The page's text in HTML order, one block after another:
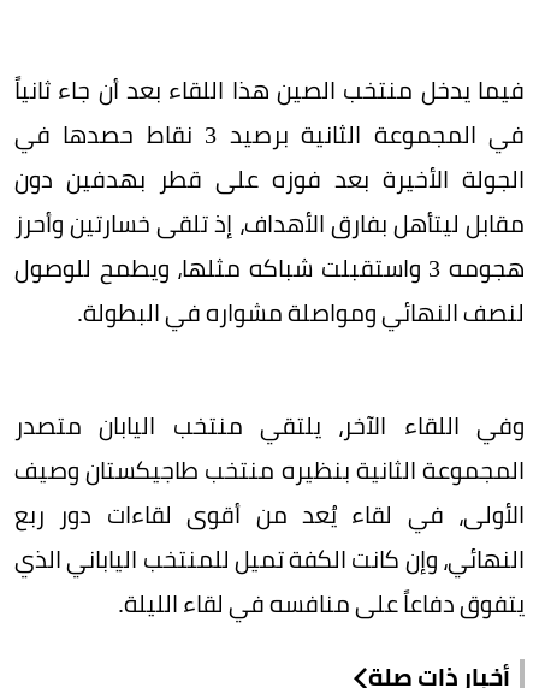
فيما يدخل منتخب الصين هذا اللقاء بعد أن جاء ثانياً
في المجموعة الثانية برصيد 3 نقاط حصدها في
الجولة اﻷخيرة بعد فوزه على قطر بهدفين دون
مقابل ليتأهل بفارق اﻷهداف، إذ تلقى خسارتين وأحرز
هجومه 3 واستقبلت شباكه مثلها، ويطمح للوصول
لنصف النهائي ومواصلة مشواره في البطولة.
وفي اللقاء الآخر، يلتقي منتخب اليابان متصدر
المجموعة الثانية بنظيره منتخب طاجيكستان وصيف
اﻷولى، في لقاء يُعد من أقوى لقاءات دور ربع
النهائي، وإن كانت الكفة تميل للمنتخب الياباني الذي
يتفوق دفاعاً على منافسه في لقاء الليلة.
أخبار ذات صلة